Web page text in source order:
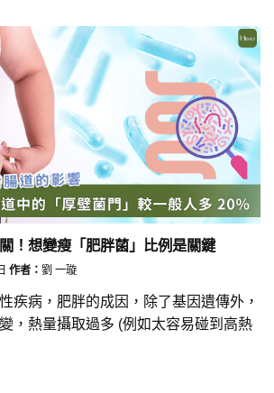
！想變瘦「肥胖菌」比例是關鍵
作者： 劉 一璇
疾病，肥胖的成因，除了基因遺傳外，
，熱量攝取過多 (例如太容易碰到高熱